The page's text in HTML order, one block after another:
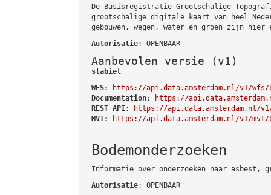
De Basisregistratie Grootschalige
grootschalige digitale kaart van heel
gebouwen, wegen, water en groen zijn hier
Autorisatie: OPENBAAR
Aanbevolen versie (v1)
stabiel
WFS:
https://api.data.amsterdam.nl/v1/wfs/
Documentation:
https://
REST API:
https://api.data.amsterdam.nl/
MVT:
https://api.data.amsterdam.nl/v1/mvt/
Bodemonderzoeken
Informatie over onderzoeken naar asbest,
Autorisatie: OPENBAAR